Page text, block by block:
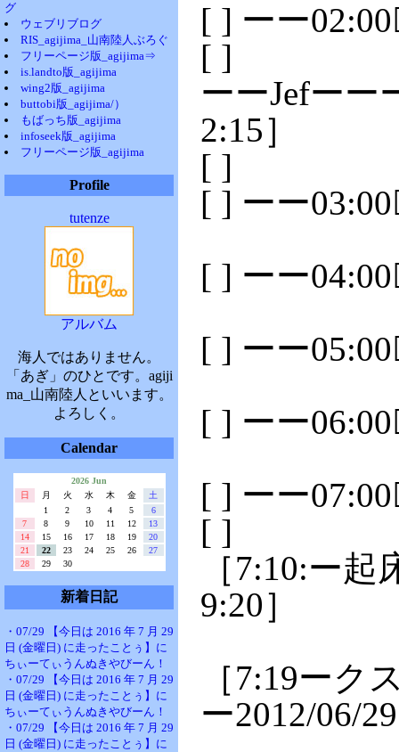
グ
ウェブリブログ
RIS_agijima_山南陸人ぶろぐ
フリーページ版_agijima⇒
is.landto版_agijima
wing2版_agijima
buttobi版_agijima/）
もばっち版_agijima
infoseek版_agijima
フリーページ版_agijima
Profile
tutenze
アルバム
海人ではありません。
「あぎ」のひとです。agiji
ma_山南陸人といいます。
よろしく。
Calendar
2026 Jun
日
月 火 水 木 金
土
1
2 3 4 5
6
7
8 9 10 11 12
13
14
15 16 17 18 19
20
21
22 23 24 25 26
27
28
29 30
新着日記
・07/29 【今日は 2016 年 7 月 29
日 (金曜日) に走ったことぅ】に
ちぃーてぃうんぬきやびーん！
・07/29 【今日は 2016 年 7 月 29
日 (金曜日) に走ったことぅ】に
ちぃーてぃうんぬきやびーん！
・07/29 【今日は 2016 年 7 月 29
日 (金曜日) に走ったことぅ】に
[ ] ーー
[ ]
ーーJefーー
2:15］
[ ]
[ ] ーー
[ ] ーー
[ ] ーー
[ ] ーー
[ ] ーー
[ ]
［7:10:ー
9:20］
［7:19ーク
ー2012/06/